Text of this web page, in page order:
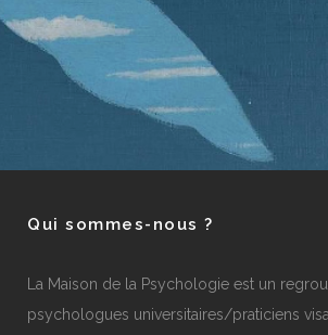
Qui sommes-nous ?
La Maison de la Psychologie est un
psychologues universitaires/praticiens